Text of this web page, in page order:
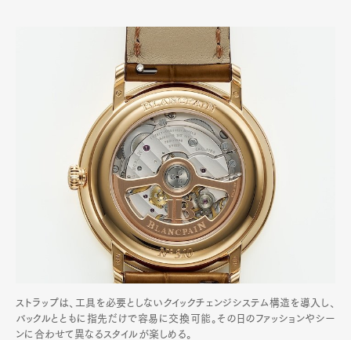
ストラップは、工具を必要としないクイックチェンジシステム構造を導入し、
バックルとともに指先だけで容易に交換可能。その日のファッションやシー
ンに合わせて異なるスタイルが楽しめる。